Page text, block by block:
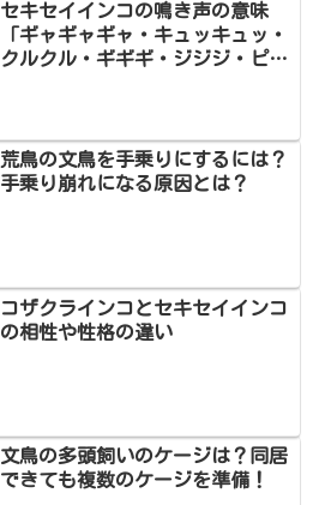
セキセイインコの鳴き声の意味
「ギャギャギャ・キュッキュッ・
クルクル・ギギギ・ジジジ・ピュ
荒鳥の文鳥を手乗りにするには？
手乗り崩れになる原因とは？
コザクラインコとセキセイインコ
の相性や性格の違い
文鳥の多頭飼いのケージは？同居
できても複数のケージを準備！